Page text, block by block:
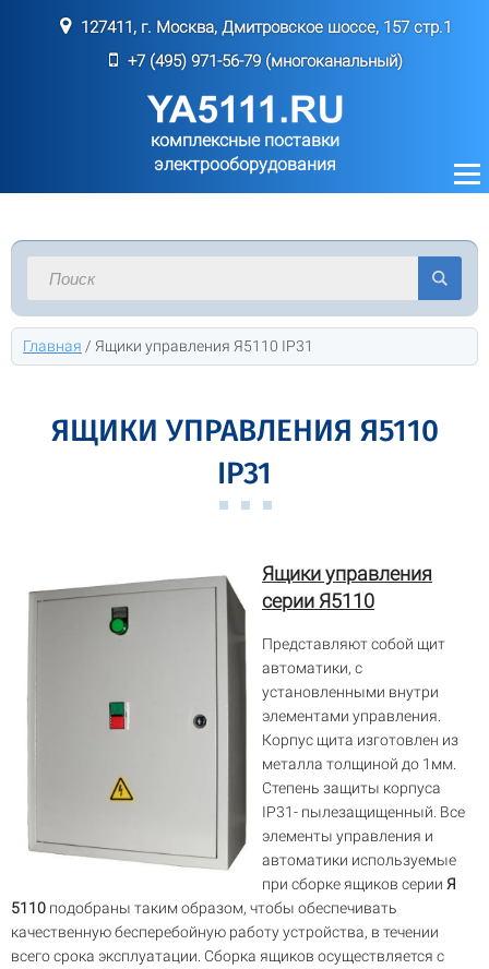
127411, г. Москва, Дмитровское шоссе, 157 стр.1
+7 (495) 971-56-79 (многоканальный)
комплексные поставки
электрооборудования
Главная / Ящики управления Я5110 IP31
ЯЩИКИ УПРАВЛЕНИЯ Я5110
IP31
Ящики управления
серии Я5110
Представляют собой щит
автоматики, с
установленными внутри
элементами управления.
Корпус щита изготовлен из
металла толщиной до 1мм.
Степень защиты корпуса
IP31- пылезащищенный. Все
элементы управления и
автоматики используемые
при сборке ящиков серии Я
5110 подобраны таким образом, чтобы обеспечивать
качественную бесперебойную работу устройства, в течении
всего срока эксплуатации. Сборка ящиков осуществляется с